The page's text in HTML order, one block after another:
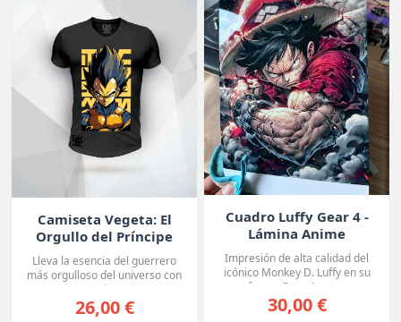
Camiseta Vegeta: El
Orgullo del Príncipe
Lleva la esencia del guerrero
más orgulloso del universo con
esta camiseta ne...
26,00 €
Cuadro Luffy Gear 4 -
Lámina Anime
Premium
Impresión de alta calidad del
icónico Monkey D. Luffy en su
forma Gear 4, con...
30,00 €